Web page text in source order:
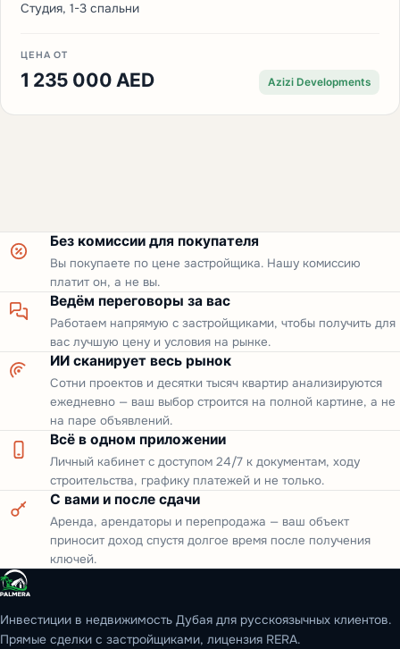
Студия, 1-3 спальни
ЦЕНА ОТ
1 235 000 AED Azizi Developments
Без комиссии для покупателя
Вы покупаете по цене застройщика. Нашу комиссию
платит он, а не вы.
Ведём переговоры за вас
Работаем напрямую с застройщиками, чтобы получить для
вас лучшую цену и условия на рынке.
ИИ сканирует весь рынок
Сотни проектов и десятки тысяч квартир анализируются
ежедневно — ваш выбор строится на полной картине, а не
на паре объявлений.
Всё в одном приложении
Личный кабинет с доступом 24/7 к документам, ходу
строительства, графику платежей и не только.
С вами и после сдачи
Аренда, арендаторы и перепродажа — ваш объект
приносит доход спустя долгое время после получения
ключей.
Инвестиции в недвижимость Дубая для русскоязычных клиентов.
Прямые сделки с застройщиками, лицензия RERA.